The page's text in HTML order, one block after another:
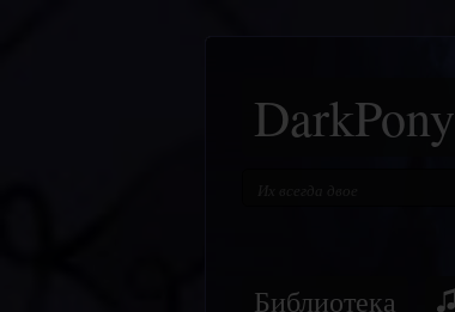
DarkPony
Библиотека